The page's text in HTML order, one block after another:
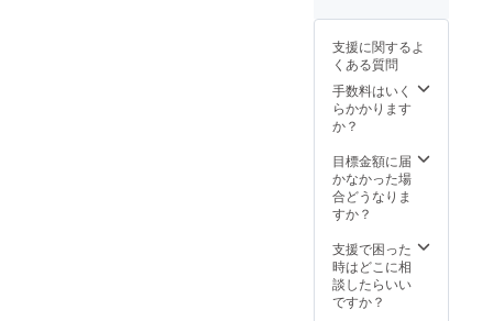
ズ：フ
リーサ
イズ ＊
色
：ネイ
ビー or
択可 ＊
生
地 ：
KILTA
WEBサ
イト
「speci
al
thanks
名前を
掲載。
http://kil
チケッ
トは電
子チ
ケット
支援に関するよ
くある質問
手数料はいく
らかかります
か？
目標金額に届
かなかった場
合どうなりま
すか？
支援で困った
時はどこに相
談したらいい
ですか？